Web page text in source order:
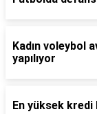
Kadın voleybol
yapılıyor
En yüksek